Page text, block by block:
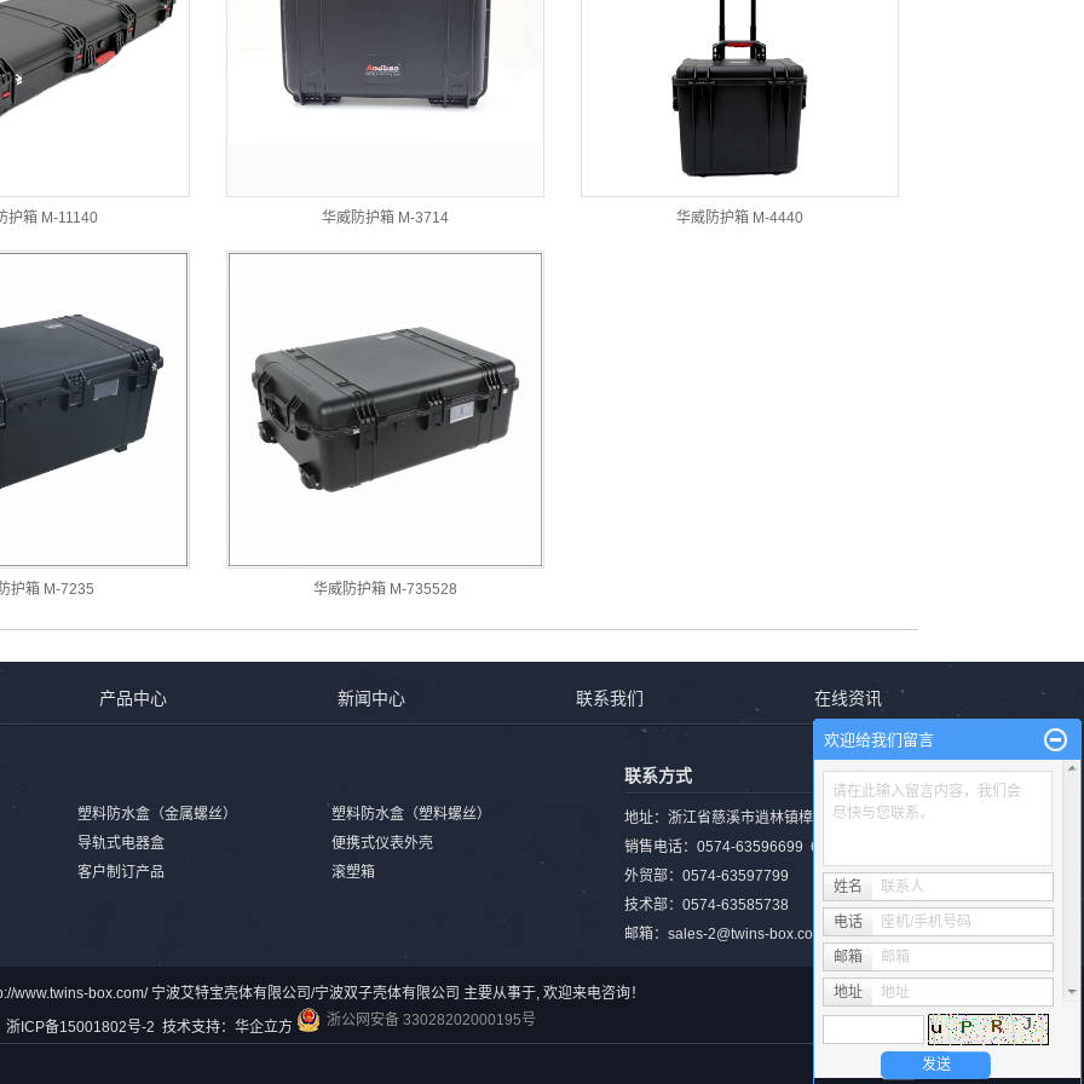
护箱 M-11140 华威防护箱 M-3714 华威防护箱 M-4440
护箱 M-7235 华威防护箱 M-735528
产品中心 新闻中心 联系我们 在线资讯
塑料防水盒（金属螺丝）
塑料防水盒（塑料螺丝）
导轨式电器盒
便携式仪表外壳
客户制订产品
滚塑箱
联系方式
地址：浙江省慈溪市逍林镇樟新北路1482号
销售电话：0574-63596699 63585728
外贸部：0574-63597799
技术部：0574-63585738
邮箱：sales-2@twins-box.com
www.twins-box.com/ 宁波艾特宝壳体有限公司/宁波双子壳体有限公司 主要从事于, 欢迎来电咨询！
浙ICP备15001802号-2 技术支持： 华企立方 浙公网安备 33028202000195号
欢迎给我们留言
请在此输入留言内容，我们会
尽快与您联系。
姓名 联系人
电话 座机/手机号码
邮箱 邮箱
地址 地址